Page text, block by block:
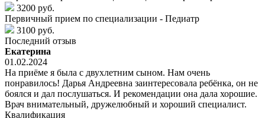
3200 руб.
Первичный прием по специализации - Педиатр
3100 руб.
Последний отзыв
Екатерина
01.02.2024
На приёме я была с двухлетним сыном. Нам очень
понравилось! Дарья Андреевна заинтересовала ребёнка, он не
боялся и дал послушаться. И рекомендации она дала хорошие.
Врач внимательный, дружелюбный и хороший специалист.
Квалификация